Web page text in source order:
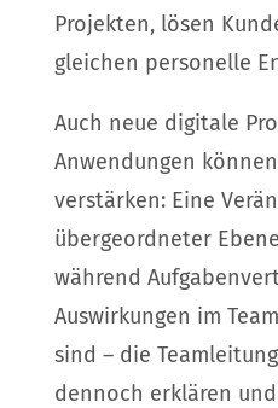
Projekten, lösen
gleichen personelle
Auch neue digitale
Anwendungen
verstärken: Eine
übergeordneter
während
Auswirkungen im
sind – die
dennoch erklären